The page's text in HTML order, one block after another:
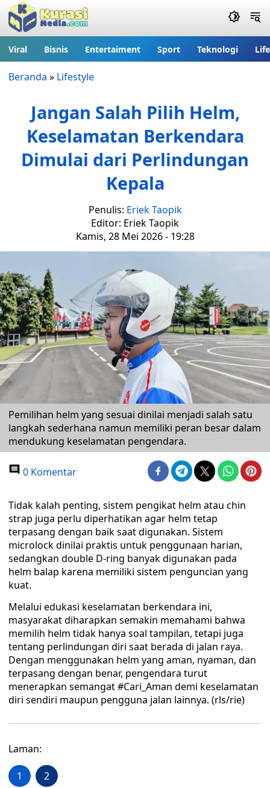
Viral Bisnis Entertaiment Sport Teknologi
Beranda » Lifestyle
Jangan Salah Pilih Helm,
Keselamatan Berkendara
Dimulai dari Perlindungan
Kepala
Penulis: Eriek Taopik
Editor: Eriek Taopik
Kamis, 28 Mei 2026 - 19:28
Pemilihan helm yang sesuai dinilai menjadi salah satu
langkah sederhana namun memiliki peran besar dalam
mendukung keselamatan pengendara.
0 Komentar
Tidak kalah penting, sistem pengikat helm atau chin
strap juga perlu diperhatikan agar helm tetap
terpasang dengan baik saat digunakan. Sistem
microlock dinilai praktis untuk penggunaan harian,
sedangkan double D-ring banyak digunakan pada
helm balap karena memiliki sistem penguncian yang
kuat.
Melalui edukasi keselamatan berkendara ini,
masyarakat diharapkan semakin memahami bahwa
memilih helm tidak hanya soal tampilan, tetapi juga
tentang perlindungan diri saat berada di jalan raya.
Dengan menggunakan helm yang aman, nyaman, dan
terpasang dengan benar, pengendara turut
menerapkan semangat #Cari_Aman demi keselamatan
diri sendiri maupun pengguna jalan lainnya. (rls/rie)
Laman:
1 2